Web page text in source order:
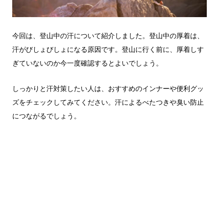
今回は、登山中の汗について紹介しました。登山中の厚着は、
汗がびしょびしょになる原因です。登山に行く前に、厚着しす
ぎていないのか今一度確認するとよいでしょう。
しっかりと汗対策したい人は、おすすめのインナーや便利グッ
ズをチェックしてみてください。汗によるべたつきや臭い防止
につながるでしょう。